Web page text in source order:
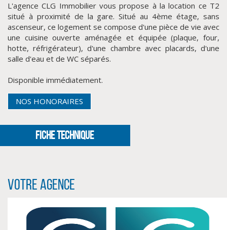
CLIQUER ICI POUR AGRANDIR
L'agence CLG Immobilier vous propose à la location ce T2
situé à proximité de la gare. Situé au 4ème étage, sans
ascenseur, ce logement se compose d'une pièce de vie avec
une cuisine ouverte aménagée et équipée (plaque, four,
hotte, réfrigérateur), d'une chambre avec placards, d'une
salle d'eau et de WC séparés.
Disponible immédiatement.
NOS HONORAIRES
FICHE TECHNIQUE
Votre agence